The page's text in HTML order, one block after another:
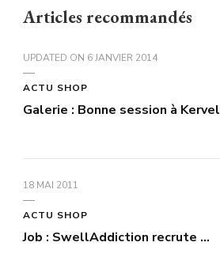
Articles recommandés
UPDATED ON 6 JANVIER 2014
ACTU SHOP
Galerie : Bonne session à Kervel
18 MAI 2011
ACTU SHOP
Job : SwellAddiction recrute …